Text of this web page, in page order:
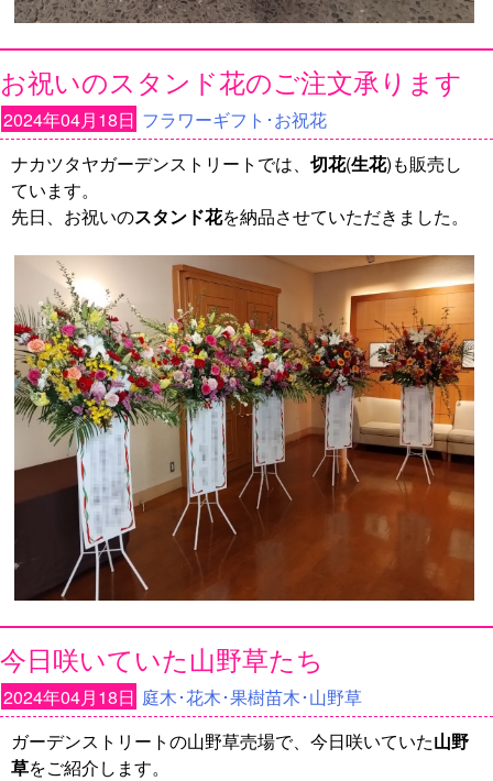
お祝いのスタンド花のご注文承ります
2024年04月18日 フラワーギフト･お祝花
ナカツタヤガーデンストリートでは、 切花(生花)も販売し
ています。
先日、お祝いのスタンド花を納品させていただきました。
今日咲いていた山野草たち
2024年04月18日 庭木･花木･果樹苗木･山野草
ガーデンストリートの山野草売場で、今日咲いていた山野
草をご紹介します。